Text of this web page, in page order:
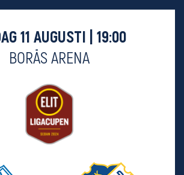
11 AUGUSTI | 19:00
BORÅS ARENA